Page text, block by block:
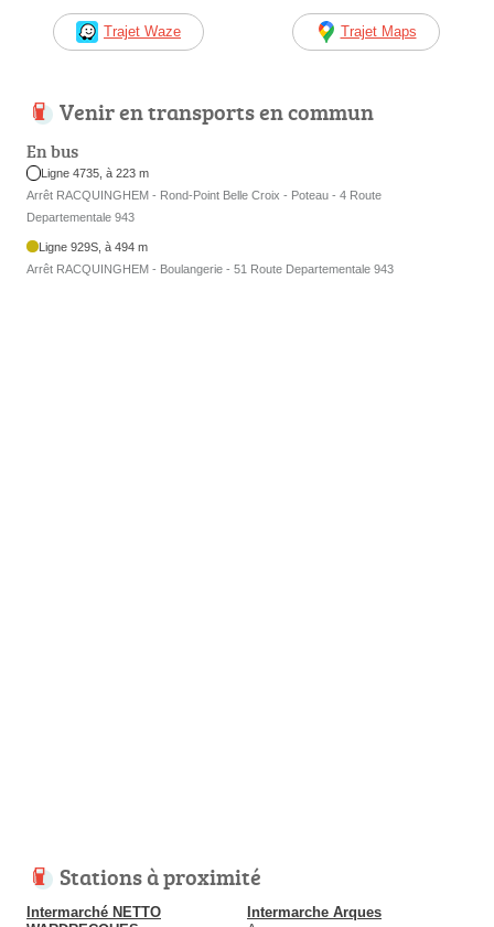
Trajet Waze Trajet Maps
Venir en transports en commun
En bus
Ligne 4735, à 223 m
Arrêt RACQUINGHEM - Rond-Point Belle Croix - Poteau - 4 Route
Departementale 943
Ligne 929S, à 494 m
Arrêt RACQUINGHEM - Boulangerie - 51 Route Departementale 943
Stations à proximité
Intermarché NETTO
Intermarche Arques